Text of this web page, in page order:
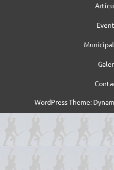
WordPress Theme: